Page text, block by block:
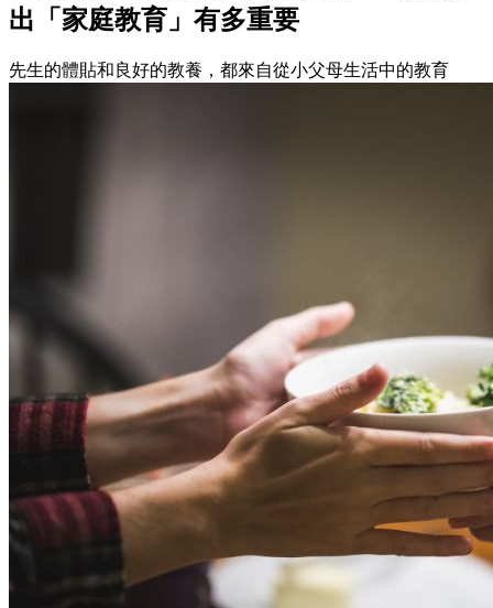
出「家庭教育」有多重要
先生的體貼和良好的教養，都來自從小父母生活中的教育